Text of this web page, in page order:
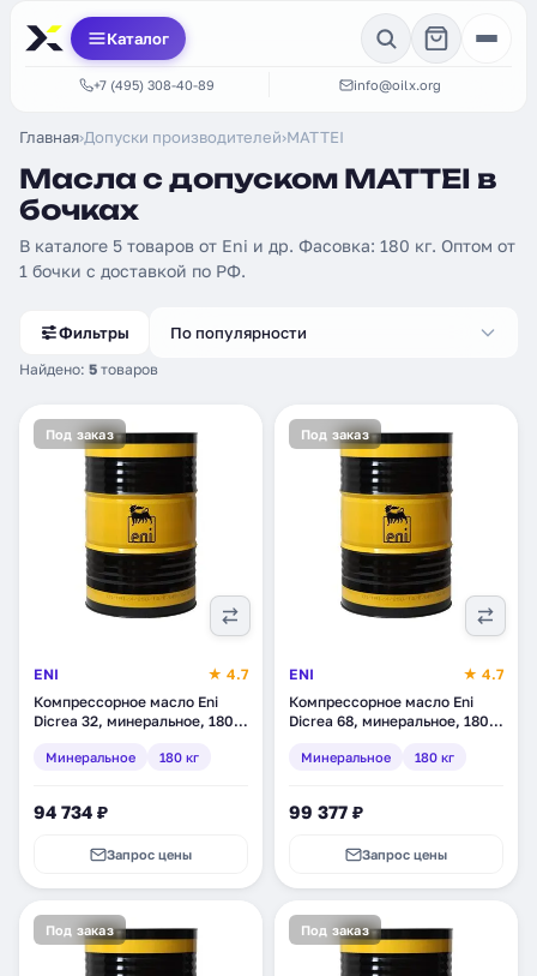
Каталог
+7 (495) 308-40-89 info@oilx.org
Главная›Допуски производителей›MATTEI
Масла с допуском MATTEI в
бочках
В каталоге 5 товаров от Eni и др. Фасовка: 180 кг. Оптом от
1 бочки с доставкой по РФ.
Фильтры
Найдено: 5 товаров
По популярности
Под заказ
ENI
★ 4.7
Компрессорное масло Eni
Dicrea 32, минеральное, 180
Минеральное 180 кг
94 734 ₽
Запрос цены
Под заказ
ENI
★ 4.7
Компрессорное масло Eni
Dicrea 68, минеральное, 180
Минеральное 180 кг
99 377 ₽
Запрос цены
Под заказ Под заказ